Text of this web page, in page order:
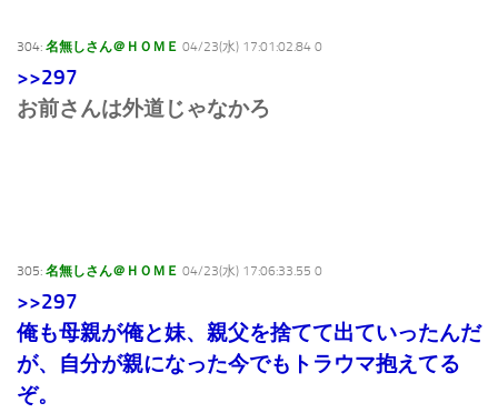
304: 名無しさん＠ＨＯＭＥ 04/23(水) 17:01:02.84 0
>>297
お前さんは外道じゃなかろ
305: 名無しさん＠ＨＯＭＥ 04/23(水) 17:06:33.55 0
>>297
俺も母親が俺と妹、親父を捨てて出ていったんだ
が、自分が親になった今でも トラウマ抱えてる
ぞ。